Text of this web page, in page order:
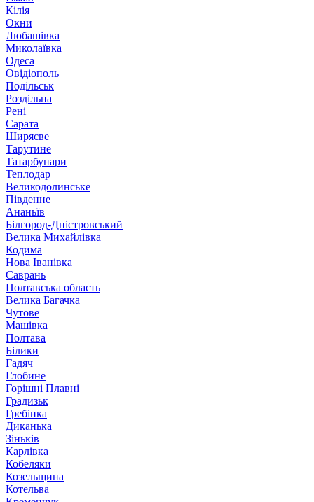
Кілія
Окни
Любашівка
Миколаївка
Одеса
Овідіополь
Подільськ
Роздільна
Рені
Сарата
Ширяєве
Тарутине
Татарбунари
Теплодар
Великодолинське
Південне
Ананьїв
Білгород-Дністровський
Велика Михайлівка
Кодима
Нова Іванівка
Саврань
Полтавська область
Велика Багачка
Чутове
Машівка
Полтава
Білики
Гадяч
Глобине
Горішні Плавні
Градизьк
Гребінка
Диканька
Зіньків
Карлівка
Кобеляки
Козельщина
Котельва